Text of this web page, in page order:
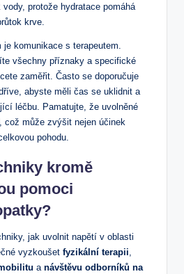
protože hydratace pomáhá
krve.
komunikace s terapeutem.
všechny příznaky a specifické
zaměřit. Často se doporučuje
abyste měli čas se uklidnit a
léčbu. Pamatujte, že uvolněné
což může zvýšit nejen účinek
pohodu.
kromě
pomoci
jak uvolnit napětí v oblasti
vyzkoušet fyzikální terapii,
a návštěvu odborníků na